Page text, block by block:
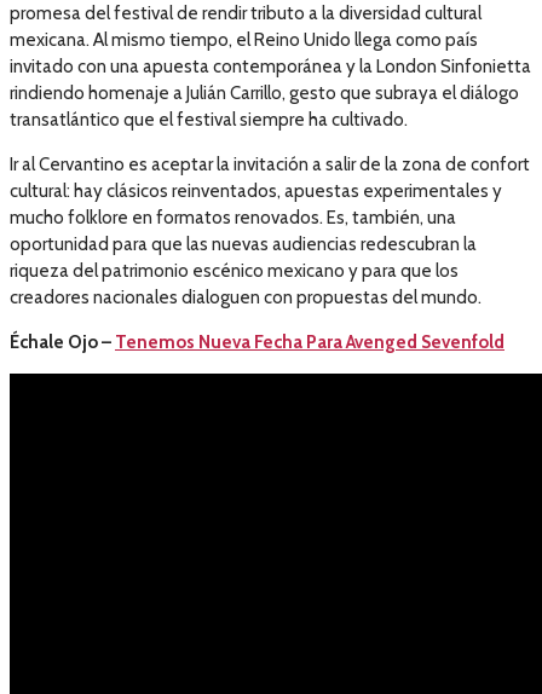
promesa del festival de rendir tributo a la diversidad cultural
mexicana. Al mismo tiempo, el Reino Unido llega como país
invitado con una apuesta contemporánea y la London Sinfonietta
rindiendo homenaje a Julián Carrillo, gesto que subraya el diálogo
transatlántico que el festival siempre ha cultivado.
Ir al Cervantino es aceptar la invitación a salir de la zona de confort
cultural: hay clásicos reinventados, apuestas experimentales y
mucho folklore en formatos renovados. Es, también, una
oportunidad para que las nuevas audiencias redescubran la
riqueza del patrimonio escénico mexicano y para que los
creadores nacionales dialoguen con propuestas del mundo.
Échale Ojo – Tenemos Nueva Fecha Para Avenged Sevenfold